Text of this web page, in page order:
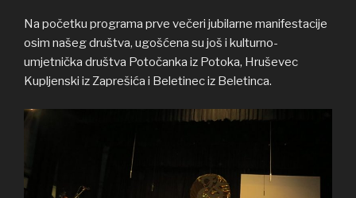
Na početku programa prve večeri jubilarne manifestacije
osim našeg društva, ugošćena su još i kulturno-
umjetnička društva Potočanka iz Potoka, Hruševec
Kupljenski iz Zaprešića i Beletinec iz Beletinca.